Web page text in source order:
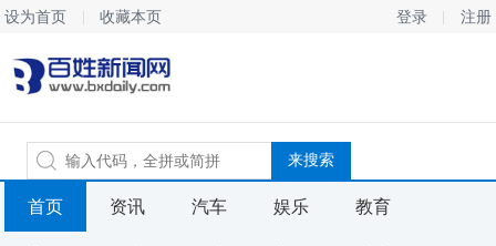
设为首页 收藏本页 登录 注册
首页 资讯 汽车 娱乐 教育